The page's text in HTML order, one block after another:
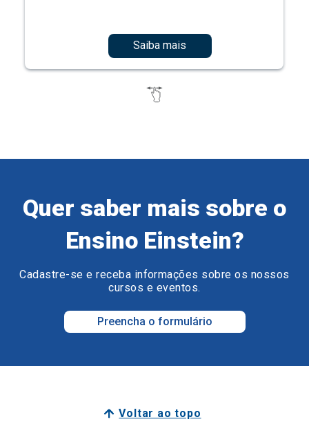
Saiba mais
Quer saber mais sobre o
Ensino Einstein?
Cadastre-se e receba informações sobre os nossos
cursos e eventos.
Preencha o formulário
Voltar ao topo